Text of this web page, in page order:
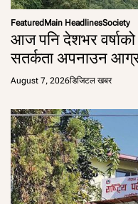
FeaturedMain HeadlinesSociety
आज पनि देशभर वर्षाको
सतर्कता अपनाउन
August 7, 2026डिजिटल खबर